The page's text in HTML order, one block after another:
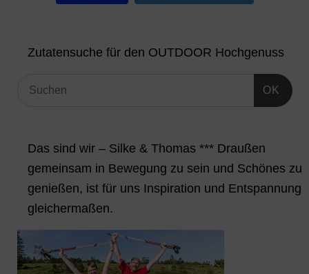
Zutatensuche für den OUTDOOR Hochgenuss
OK
Das sind wir – Silke & Thomas *** Draußen
gemeinsam in Bewegung zu sein und Schönes zu
genießen, ist für uns Inspiration und Entspannung
gleichermaßen.